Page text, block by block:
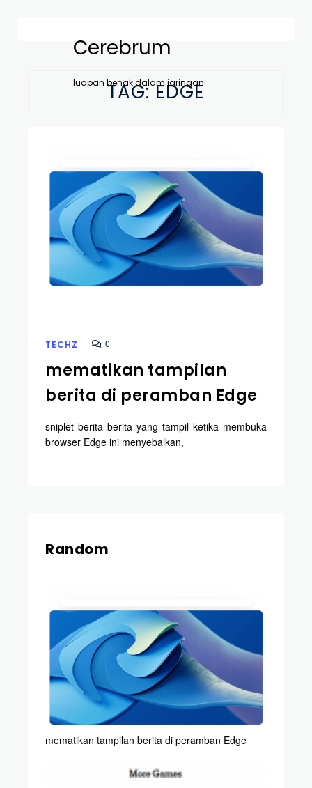
Cerebrum
luapan benak dalam jaringan
TAG:EDGE
TECHZ 0
mematikan tampilan
berita di peramban Edge
sniplet berita berita yang tampil ketika membuka
browser Edge ini menyebalkan,
Random
mematikan tampilan berita di peramban Edge